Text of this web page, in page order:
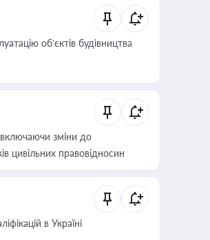
об’єктів будівництва
зміни до
цивільних правовідносин
в Україні